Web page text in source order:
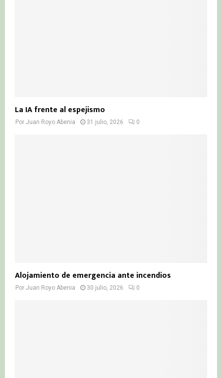
La IA frente al espejismo
Por Juan Royo Abenia 31 julio, 2026 0
Alojamiento de emergencia ante incendios
Por Juan Royo Abenia 30 julio, 2026 0